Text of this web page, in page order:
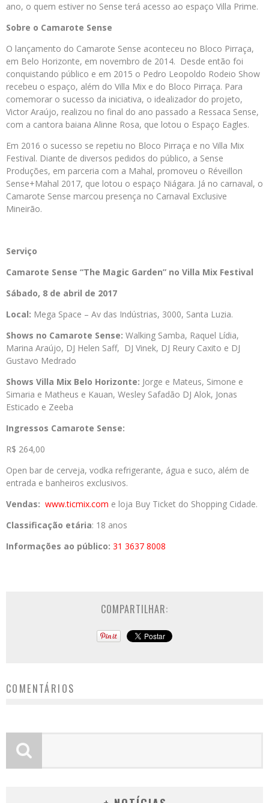
ano, o quem estiver no Sense terá acesso ao espaço Villa Prime.
Sobre o Camarote Sense
O lançamento do Camarote Sense aconteceu no Bloco Pirraça,
em Belo Horizonte, em novembro de 2014. Desde então foi
conquistando público e em 2015 o Pedro Leopoldo Rodeio Show
recebeu o espaço, além do Villa Mix e do Bloco Pirraça. Para
comemorar o sucesso da iniciativa, o idealizador do projeto,
Victor Araújo, realizou no final do ano passado a Ressaca Sense,
com a cantora baiana Alinne Rosa, que lotou o Espaço Eagles.
Em 2016 o sucesso se repetiu no Bloco Pirraça e no Villa Mix
Festival. Diante de diversos pedidos do público, a Sense
Produções, em parceria com a Mahal, promoveu o Réveillon
Sense+Mahal 2017, que lotou o espaço Niágara. Já no carnaval, o
Camarote Sense marcou presença no Carnaval Exclusive
Mineirão.
Serviço
Camarote Sense “The Magic Garden” no Villa Mix Festival
Sábado, 8 de abril de 2017
Local: Mega Space – Av das Indústrias, 3000, Santa Luzia.
Shows no Camarote Sense: Walking Samba, Raquel Lídia,
Marina Araújo, DJ Helen Saff, DJ Vinek, DJ Reury Caxito e DJ
Gustavo Medrado
Shows Villa Mix Belo Horizonte: Jorge e Mateus, Simone e
Simaria e Matheus e Kauan, Wesley Safadão DJ Alok, Jonas
Esticado e Zeeba
Ingressos Camarote Sense:
R$ 264,00
Open bar de cerveja, vodka refrigerante, água e suco, além de
entrada e banheiros exclusivos.
Vendas: www.ticmix.com e loja Buy Ticket do Shopping Cidade.
Classificação etária: 18 anos
Informações ao público: 31 3637 8008
COMPARTILHAR:
COMENTÁRIOS